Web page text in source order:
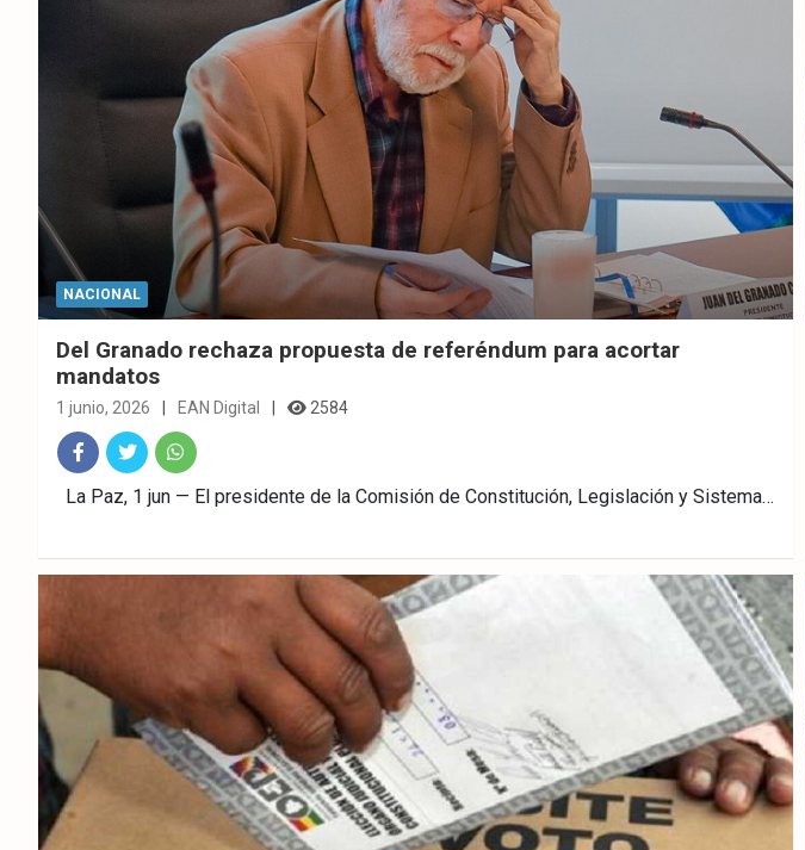
NACIONAL
Del Granado rechaza propuesta de referéndum para acortar
mandatos
1 junio, 2026 EAN Digital 2584
Fac
ok
Twitt
What
p
La Paz, 1 jun — El presidente de la Comisión de Constitución, Legislación y Sistema…